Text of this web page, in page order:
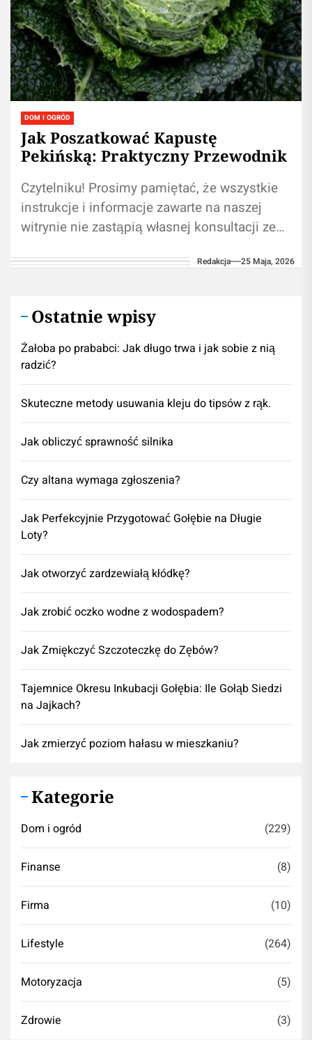
DOM I OGRÓD
Jak Poszatkować Kapustę
Pekińską: Praktyczny Przewodnik
Czytelniku! Prosimy pamiętać, że wszystkie
instrukcje i informacje zawarte na naszej
witrynie nie zastąpią własnej konsultacji ze
z informacji umieszczonych na naszym...
Redakcja 25 Maja, 2026
Ostatnie wpisy
Żałoba po prababci: Jak długo trwa i jak sobie z nią
radzić?
Skuteczne metody usuwania kleju do tipsów z rąk.
Jak obliczyć sprawność silnika
Czy altana wymaga zgłoszenia?
Jak Perfekcyjnie Przygotować Gołębie na Długie
Loty?
Jak otworzyć zardzewiałą kłódkę?
Jak zrobić oczko wodne z wodospadem?
Jak Zmiękczyć Szczoteczkę do Zębów?
Tajemnice Okresu Inkubacji Gołębia: Ile Gołąb Siedzi
na Jajkach?
Jak zmierzyć poziom hałasu w mieszkaniu?
Kategorie
Dom i ogród (229)
Finanse (8)
Firma (10)
Lifestyle (264)
Motoryzacja (5)
Zdrowie (3)